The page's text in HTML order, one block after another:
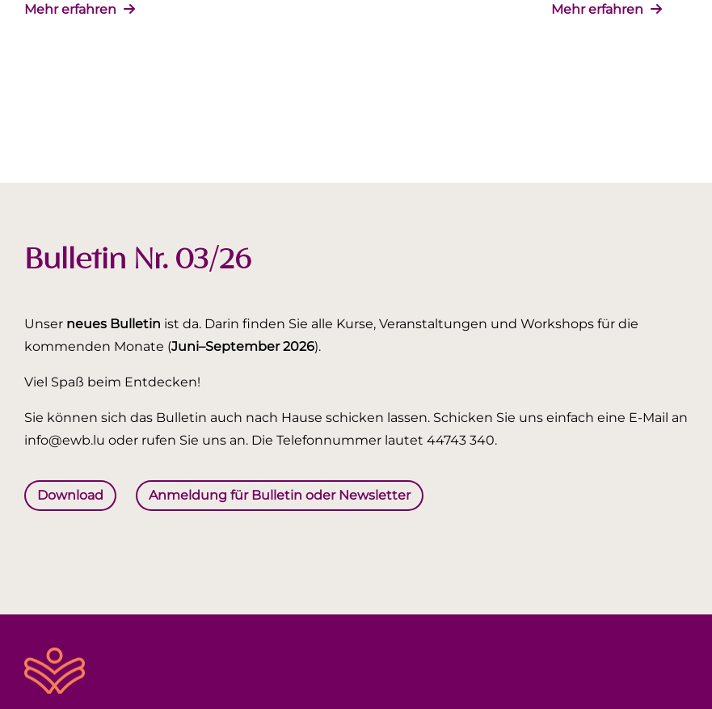
Mehr erfahren
Mehr erfahren
Bulletin Nr. 03/26
Unser neues Bulletin ist da. Darin finden Sie alle Kurse, Veranstaltungen und Workshops für die
kommenden Monate (Juni–September 2026).
Viel Spaß beim Entdecken!
Sie können sich das Bulletin auch nach Hause schicken lassen. Schicken Sie uns einfach eine E-Mail an
info@ewb.lu oder rufen Sie uns an. Die Telefonnummer lautet 44743 340.
Download Anmeldung für Bulletin oder Newsletter